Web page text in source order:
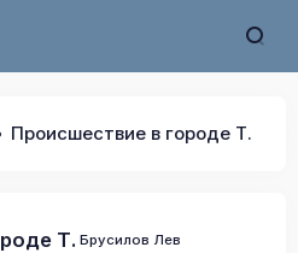
Происшествие в городе Т.
Т. Брусилов Лев